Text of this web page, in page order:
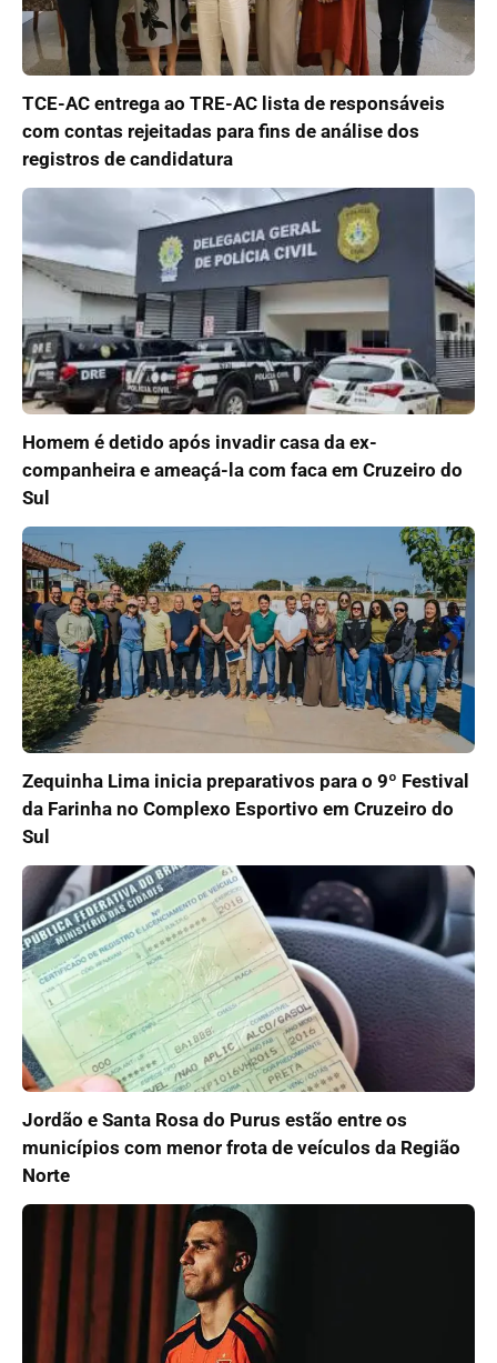
TCE-AC entrega ao TRE-AC lista de responsáveis
com contas rejeitadas para fins de análise dos
registros de candidatura
Homem é detido após invadir casa da ex-
companheira e ameaçá-la com faca em Cruzeiro do
Sul
Zequinha Lima inicia preparativos para o 9º Festival
da Farinha no Complexo Esportivo em Cruzeiro do
Sul
Jordão e Santa Rosa do Purus estão entre os
municípios com menor frota de veículos da Região
Norte